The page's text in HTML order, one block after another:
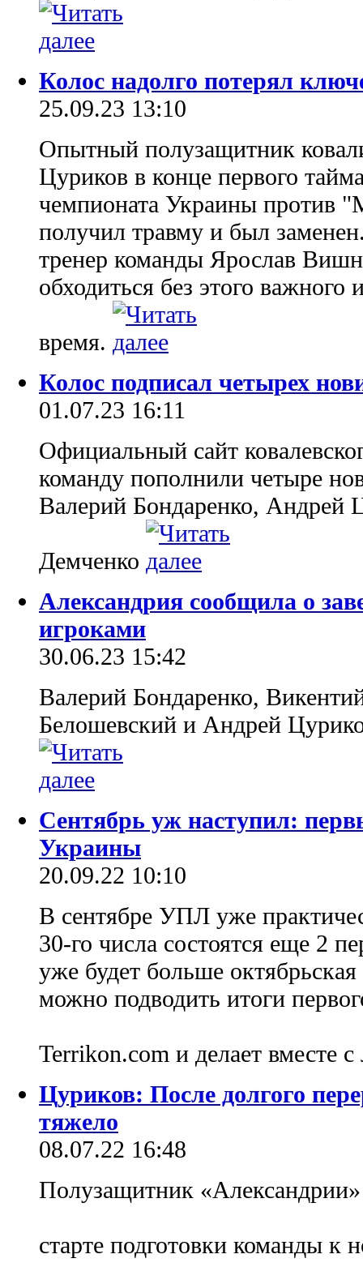
Колос надолго потерял
25.09.23 13:10
Опытный полузащитник
Цуриков в конце первого
чемпионата Украины против
получил травму и был
тренер команды Ярослав
обходиться без этого важного
время.
Колос подписал четырех
01.07.23 16:11
Официальный сайт
команду пополнили четыре
Валерий Бондаренко, Андрей
Демченко
Александрия сообщила о
игроками
30.06.23 15:42
Валерий Бондаренко,
Белошевский и Андрей
Сентябрь уж наступил:
Украины
20.09.22 10:10
В сентябре УПЛ уже
30-го числа состоятся еще 2
уже будет больше
можно подводить итоги
Terrikon.com и делает вместе
Цуриков: После долгого
тяжело
08.07.22 16:48
Полузащитник
старте подготовки команды